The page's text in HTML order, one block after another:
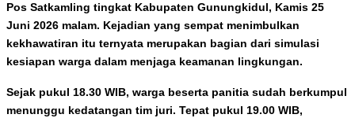
Pos Satkamling tingkat Kabupaten Gunungkidul, Kamis 25
Juni 2026 malam. Kejadian yang sempat menimbulkan
kekhawatiran itu ternyata merupakan bagian dari simulasi
kesiapan warga dalam menjaga keamanan lingkungan.
Sejak pukul 18.30 WIB, warga beserta panitia sudah berkumpul
menunggu kedatangan tim juri. Tepat pukul 19.00 WIB,